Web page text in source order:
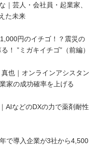
芸人・会社員・起業家、
た未来
円のイチゴ！？震災の
故郷がハイテク農業で蘇る！ ”ミガキイチゴ”（前編）
也｜オンラインアシスタン
家の成功確率を上げる
AIなどのDXの力で薬剤耐性
で導入企業が3社から4,500